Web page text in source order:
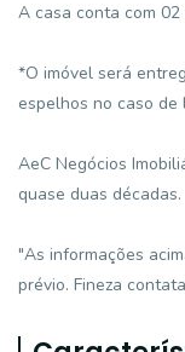
A casa conta com
*O imóvel será
espelhos no caso de
AeC Negócios
quase duas décadas.
"As informações
prévio. Fineza